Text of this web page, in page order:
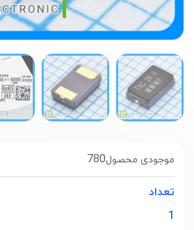
780موجودی محصول
تعداد
1